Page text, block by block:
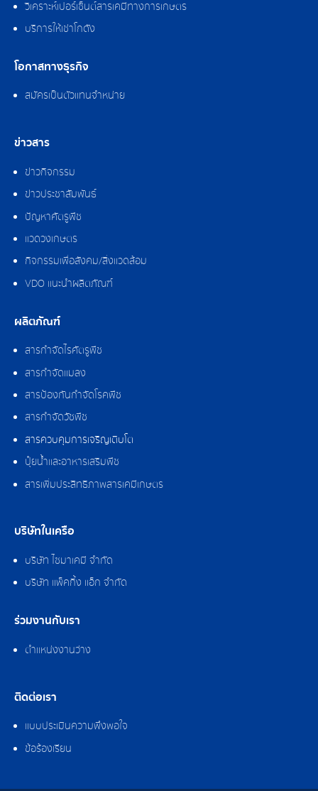
วิเคราะห์เปอร์เซ็นต์สารเคมีทางการเกษตร
บริการให้เช่าโกดัง
โอกาสทางธุรกิจ
สมัครเป็นตัวแทนจำหน่าย
ข่าวสาร
ข่าวกิจกรรม
ข่าวประชาสัมพันธ์
ปัญหาศัตรูพืช
แวดวงเกษตร
กิจกรรมเพื่อสังคม/สิ่งแวดล้อม
VDO แนะนำผลิตภัณฑ์
ผลิตภัณฑ์
สารกำจัดไรศัตรูพืช
สารกำจัดแมลง
สารป้องกันกำจัดโรคพืช
สารกำจัดวัชพืช
สารควบคุมการเจริญเติบโต
ปุ๋ยน้ำและอาหารเสริมพืช
สารเพิ่มประสิทธิภาพสารเคมีเกษตร
บริษัทในเครือ
บริษัท ไซมาเคมี จำกัด
บริษัท แพ็คกิ้ง แอ็ก จำกัด
ร่วมงานกับเรา
ตำแหน่งงานว่าง
ติดต่อเรา
แบบประเมินความพึงพอใจ
ข้อร้องเรียน